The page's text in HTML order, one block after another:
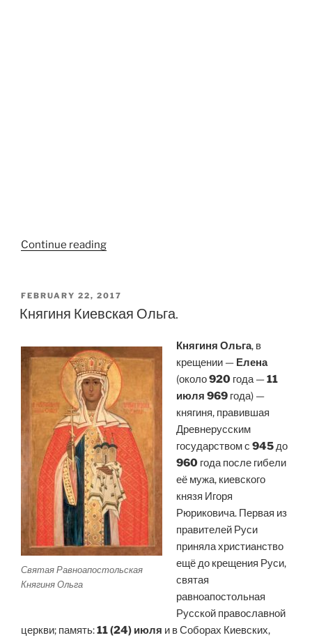
Continue reading“Князь
POSTED
ON
FEBRUARY 22, 2017
Княгиня Киевская Ольга.
Святая Равноапостольская
Княгиня Ольга
Княгиня Ольга, в
крещении — Елена
(около920года —11
июля 969года) —
княгиня, правившая
Древнерусским
государством с 945до
960года после гибели
её мужа, киевского
князя Игоря
Рюриковича. Первая из
правителей Руси
приняла христианство
ещё до крещения Руси,
святая
равноапостольная
Русской православной
церкви; память:11 (24) июля и в Соборах Киевских,